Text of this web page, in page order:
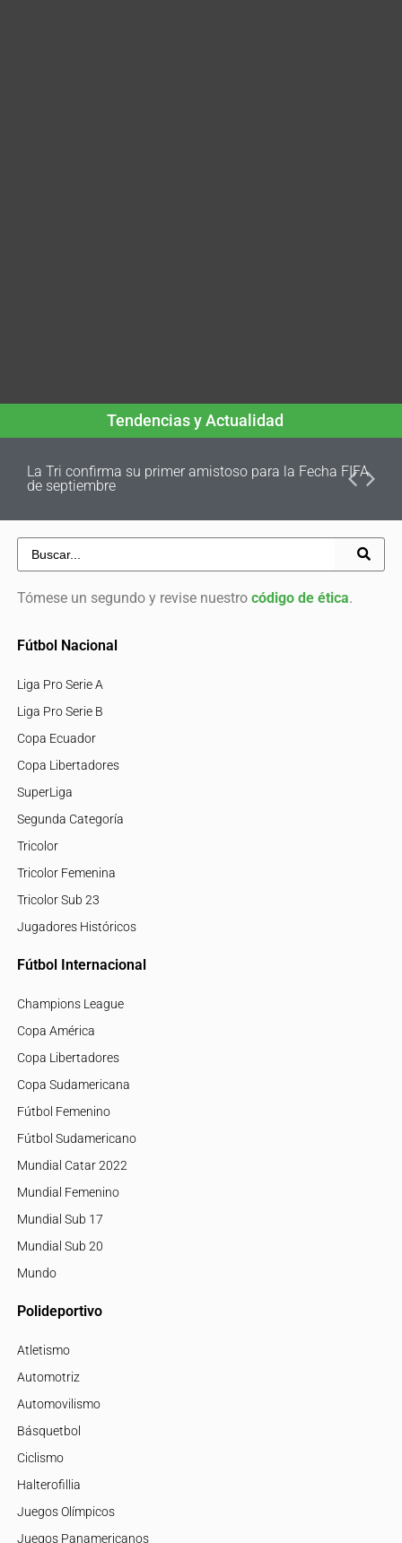
Tendencias y Actualidad
La Tri confirma su primer amistoso para la Fecha FIFA
de septiembre
Tómese un segundo y revise nuestro código de ética.
Fútbol Nacional
Liga Pro Serie A
Liga Pro Serie B
Copa Ecuador
Copa Libertadores
SuperLiga
Segunda Categoría
Tricolor
Tricolor Femenina
Tricolor Sub 23
Jugadores Históricos
Fútbol Internacional
Champions League
Copa América
Copa Libertadores
Copa Sudamericana
Fútbol Femenino
Fútbol Sudamericano
Mundial Catar 2022
Mundial Femenino
Mundial Sub 17
Mundial Sub 20
Mundo
Polideportivo
Atletismo
Automotriz
Automovilismo
Básquetbol
Ciclismo
Halterofillia
Juegos Olímpicos
Juegos Panamericanos